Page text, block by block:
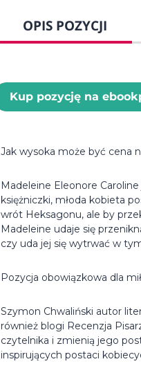
OPIS POZYCJI
Kup pozycję na
Jak wysoka może być cena
Madeleine Eleonore
księżniczki, młoda kobieta
wrót Heksagonu, ale by
Madeleine udaje się
czy uda jej się wytrwać w
Pozycja obowiązkowa dla
Szymon Chwaliński autor
również blogi Recenzja
czytelnika i zmienią jego
inspirujących postaci